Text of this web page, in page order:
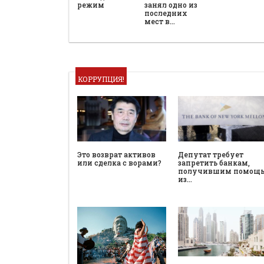
режим
занял одно из
последних
мест в…
КОРРУПЦИЯ!
Это возврат активов
или сделка с ворами?
Депутат требует
запретить банкам,
получившим помощь
из…